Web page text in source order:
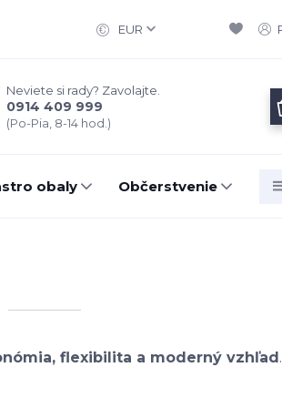
EUR
Neviete si rady? Zavolajte.
0914 409 999
(Po-Pia, 8-14 hod.)
obaly Občerstvenie
flexibilita a moderný vzhľad.